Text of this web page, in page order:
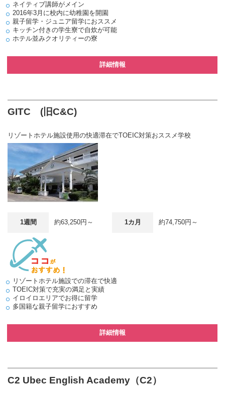
ネイティブ講師がメイン
2016年3月に校内に幼稚園を開園
親子留学・ジュニア留学におススメ
キッチン付きの学生寮で自炊が可能
ホテル並みクオリティーの寮
詳細情報
GITC (旧C&C)
リゾートホテル施設使用の快適滞在でTOEIC対策おススメ学校
1週間 約63,250円～ 1カ月 約74,750円～
リゾートホテル施設での滞在で快適
TOEIC対策で充実の満足と実績
イロイロエリアでお得に留学
多国籍な親子留学におすすめ
詳細情報
C2 Ubec English Academy（C2）